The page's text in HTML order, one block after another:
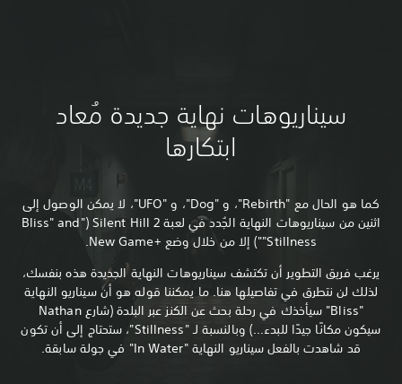
سيناريوهات نهاية جديدة مُعاد
ابتكارها
كما هو الحال مع "Rebirth"، و "Dog"، و "UFO"، لا يمكن الوصول إلى
اثنين من سيناريوهات النهاية الجُدد في لعبة ‏Silent Hill 2 ‏("Bliss" and
"Stillness") إلا من خلال وضع New Game+‎.
يرغب فريق التطوير أن تكتشف سيناريوهات النهاية الجديدة هذه بنفسك،
لذلك لن نتطرق في تفاصيلها هنا. ما يمكننا قوله هو أن سيناريو النهاية
"Bliss" سيأخذك في رحلة بحث عن الكنز عبر البلدة (شارع Nathan
سيكون مكانًا جيدًا للبدء...) وبالنسبة لـ "Stillness"، ستحتاج إلى أن تكون
قد شاهدت بالفعل سيناريو النهاية "In Water" في جولة سابقة.